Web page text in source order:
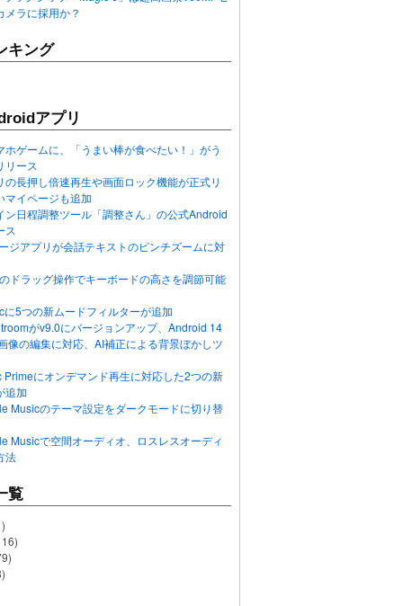
メラに採用か？
キング
アプリ
ホゲームに、「うまい棒が食べたい！」がう
リース
の長押し倍速再生や画面ロック機能が正式リ
マイページも追加
ン日程調整ツール「調整さん」の公式Android
ス
ジアプリが会話テキストのピンチズームに対
ドラッグ操作でキーボードの高さを調節可能
に5つの新ムードフィルターが追加
がv9.0にバージョンアップ、Android 14
像の編集に対応、AI補正による背景ぼかしツ
Primeにオンデマンド再生に対応した2つの新
追加
Musicのテーマ設定をダークモードに切り替
Musicで空間オーディオ、ロスレスオーディ
法
覧